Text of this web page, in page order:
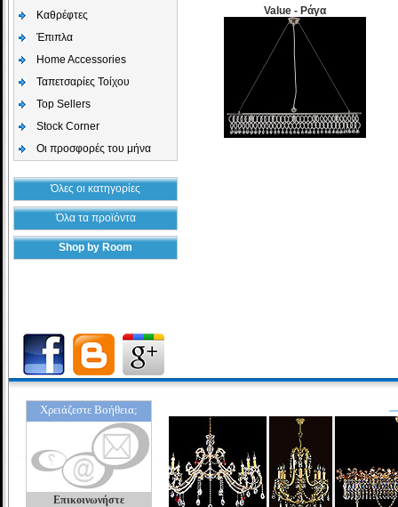
Καθρέφτες
Έπιπλα
Home Accessories
Ταπετσαρίες Τοίχου
Top Sellers
Stock Corner
Οι προσφορές του μήνα
Όλες οι κατηγορίες
Όλα τα προϊόντα
Shop by Room
Value - Ράγα
Χρειάζεστε Βοήθεια;
Επικοινωνήστε